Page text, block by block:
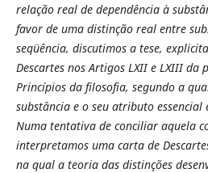
relação real de dependência à
favor de uma distinção real entre
seqüência, discutimos a tese,
Descartes nos Artigos LXII e LXIII da
Princípios da filosofia, segundo a
substância e o seu atributo essencial
Numa tentativa de conciliar aquela
interpretamos uma carta de
na qual a teoria das distinções